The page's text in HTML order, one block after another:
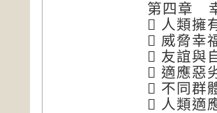
第四章
 人類擁
 威脅幸
 友誼與
 適應惡
 不同群
 人類適